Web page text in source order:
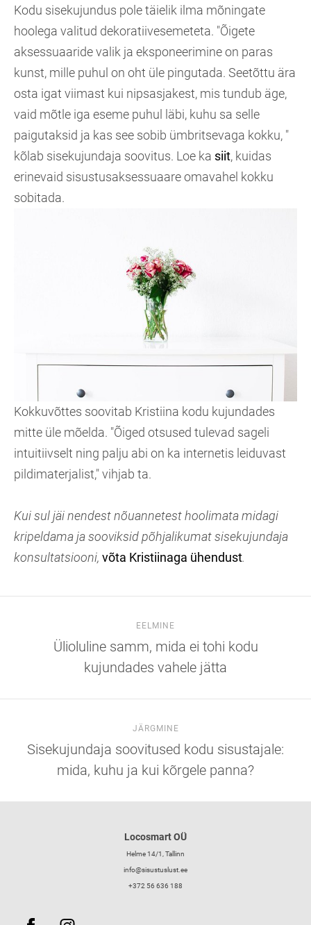
Kodu sisekujundus pole täielik ilma mõningate
hoolega valitud dekoratiivesemeteta. "Õigete
aksessuaaride valik ja eksponeerimine on paras
kunst, mille puhul on oht üle pingutada. Seetõttu ära
osta igat viimast kui nipsasjakest, mis tundub äge,
vaid mõtle iga eseme puhul läbi, kuhu sa selle
paigutaksid ja kas see sobib ümbritsevaga kokku, "
kõlab sisekujundaja soovitus. Loe ka siit, kuidas
erinevaid sisustusaksessuaare omavahel kokku
sobitada.
Kokkuvõttes soovitab Kristiina kodu kujundades
mitte üle mõelda. "Õiged otsused tulevad sageli
intuitiivselt ning palju abi on ka internetis leiduvast
pildimaterjalist," vihjab ta.
Kui sul jäi nendest nõuannetest hoolimata midagi
kripeldama ja sooviksid põhjalikumat sisekujundaja
konsultatsiooni, võta Kristiinaga ühendust.
EELMINE
Ülioluline samm, mida ei tohi kodu
kujundades vahele jätta
JÄRGMINE
Sisekujundaja soovitused kodu sisustajale:
mida, kuhu ja kui kõrgele panna?
Locosmart OÜ
Helme 14/1, Tallinn
info@sisustuslust.ee
+372 56 636 188